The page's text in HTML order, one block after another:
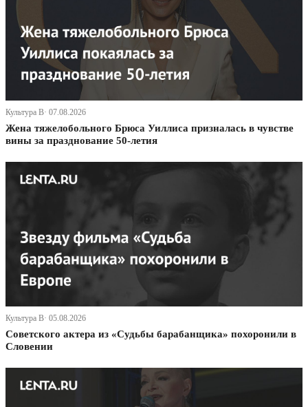
Культура В· 07.08.2026
Жена тяжелобольного Брюса Уиллиса призналась в чувстве
вины за празднование 50-летия
Культура В· 05.08.2026
Советского актера из «Судьбы барабанщика» похоронили в
Словении